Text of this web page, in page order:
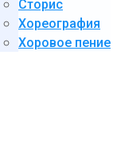
Сторис
Хореография
Хоровое пение